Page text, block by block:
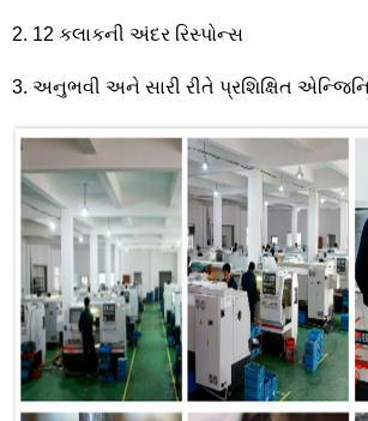
2. 12 કલાકની અંદર રિસ્પોન્સ
3. અનુભવી અને સારી રીતે પ્રશિક્ષિત